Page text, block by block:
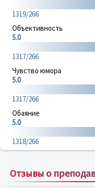
1319/266
Объективность
5.0
1317/266
Чувство юмора
5.0
1317/266
Обаяние
5.0
1318/266
Отзывы о